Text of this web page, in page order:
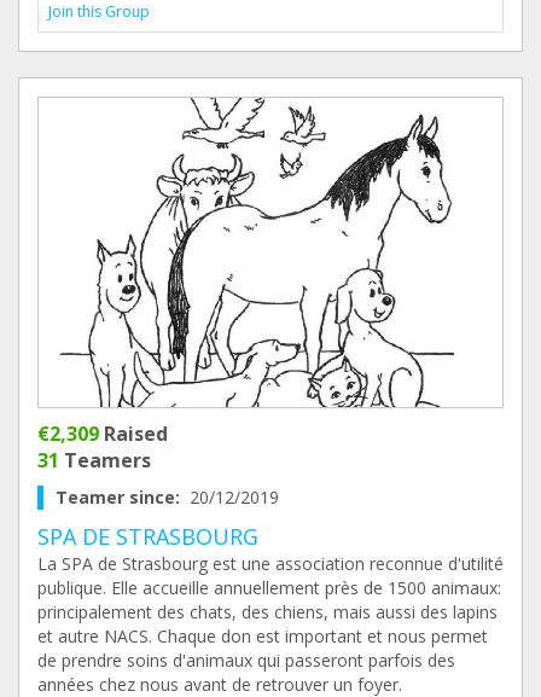
Join this Group
€2,309 Raised
31 Teamers
Teamer since: 20/12/2019
SPA DE STRASBOURG
La SPA de Strasbourg est une association reconnue d'utilité
publique. Elle accueille annuellement près de 1500 animaux:
principalement des chats, des chiens, mais aussi des lapins
et autre NACS. Chaque don est important et nous permet
de prendre soins d'animaux qui passeront parfois des
années chez nous avant de retrouver un foyer.